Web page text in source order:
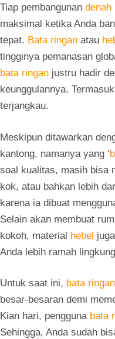
Tiap pembangunan denah
maksimal ketika Anda
tepat. Bata ringan atau
tingginya pemanasan
bata ringan justru hadir
keunggulannya.
terjangkau.
Meskipun ditawarkan
kantong, namanya yang ‘
soal kualitas, masih bisa
kok, atau bahkan lebih
karena ia dibuat
Selain akan membuat
kokoh, material hebel
Anda lebih ramah
Untuk saat ini, bata ringan
besar-besaran demi
Kian hari, pengguna bata
Sehingga, Anda sudah